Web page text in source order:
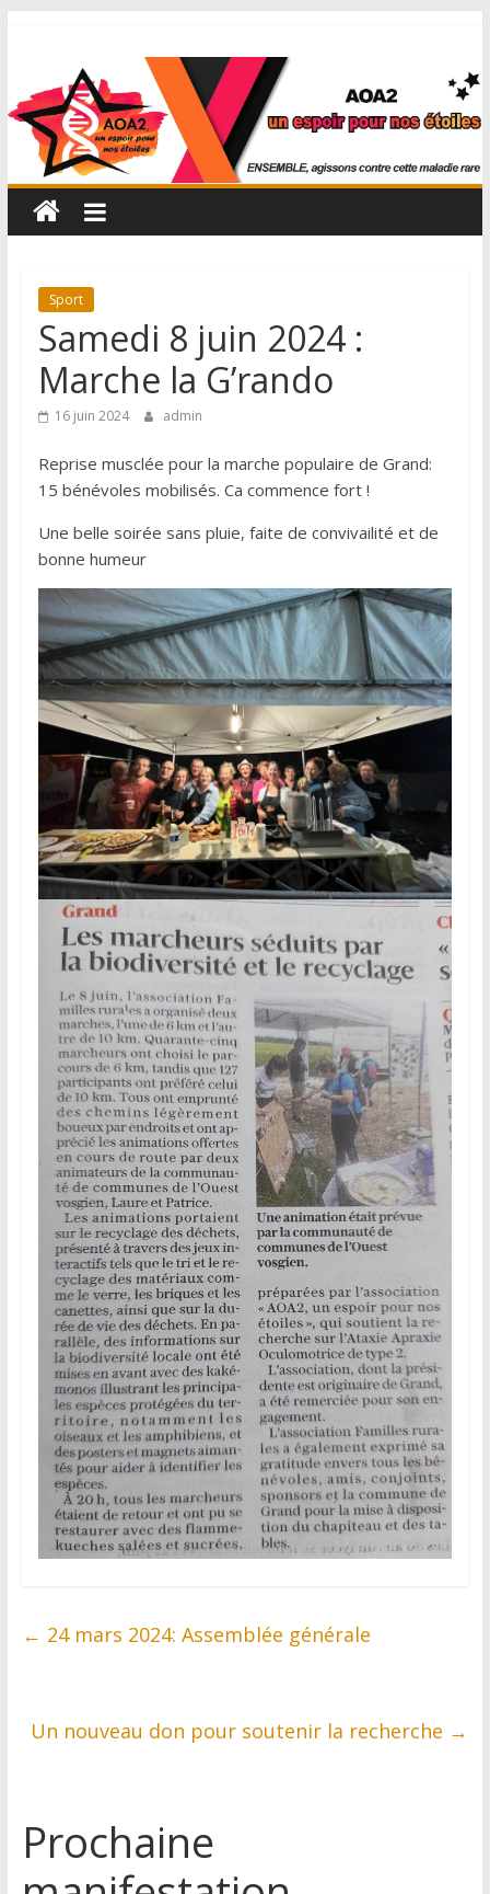
Sport
Samedi 8 juin 2024 :
Marche la G’rando
16 juin 2024 admin
Reprise musclée pour la marche populaire de Grand:
15 bénévoles mobilisés. Ca commence fort !
Une belle soirée sans pluie, faite de convivailité et de
bonne humeur
← 24 mars 2024: Assemblée générale
Un nouveau don pour soutenir la recherche →
Prochaine